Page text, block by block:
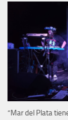
“Mar del Plata